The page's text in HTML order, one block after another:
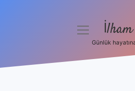
menüyü
Günlük